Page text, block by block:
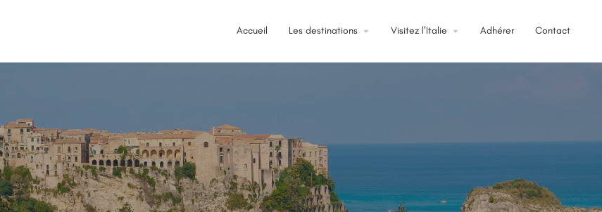
Accueil Les destinations arrow_drop_down Visitez l’Italie arrow_drop_down Adhérer Contact